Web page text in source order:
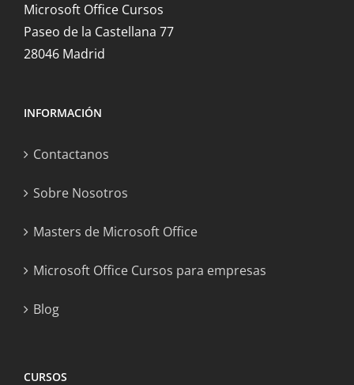
Microsoft Office Cursos
Paseo de la Castellana 77
28046 Madrid
INFORMACIÓN
Contactanos
Sobre Nosotros
Masters de Microsoft Office
Microsoft Office Cursos para empresas
Blog
CURSOS